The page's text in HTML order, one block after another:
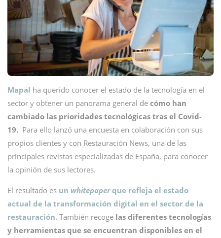
Mapal ha querido conocer el estado de la tecnología en el
sector y obtener un panorama general de cómo han
cambiado las prioridades tecnológicas tras el Covid-
19. Para ello lanzó una encuesta en colaboración con sus
propios clientes y con Restauración News, una de las
principales revistas especializadas de España, para conocer
la opinión de sus lectores.
El resultado es un whitepaperque refleja el estado
actual de la transformación digital en el sector de la
restauración. También recoge las diferentes tecnologías
y herramientas que se encuentran disponibles en el